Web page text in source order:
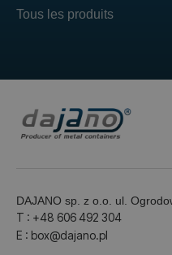
Tous les produits
DAJANO sp. z o.o. ul.
T : +48 606 492 304
E : box@dajano.pl